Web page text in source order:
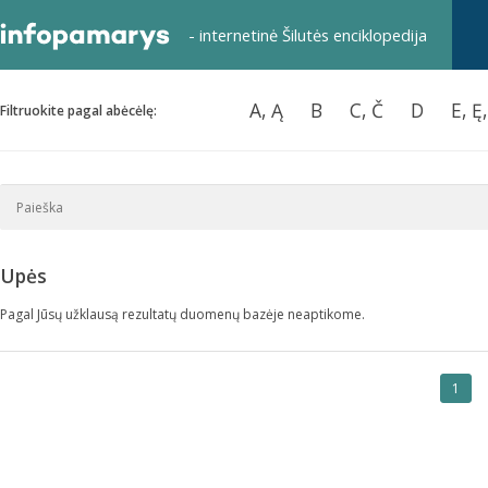
- internetinė Šilutės enciklopedija
Filtruokite pagal abėcėlę: A, Ą B C, Č D E,
Upės
Pagal Jūsų užklausą rezultatų duomenų bazėje neaptikome.
1